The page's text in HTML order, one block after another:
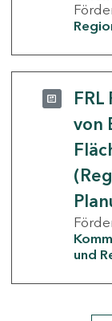
von
und